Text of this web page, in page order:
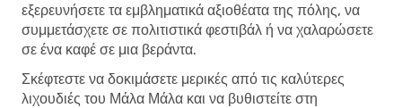
εξερευνήσετε τα εμβληματικά αξιοθέατα της πόλης, να
συμμετάσχετε σε πολιτιστικά φεστιβάλ ή να χαλαρώσετε
σε ένα καφέ σε μια βεράντα.
Σκέφτεστε να δοκιμάσετε μερικές από τις καλύτερες
λιχουδιές του Μάλα Μάλα και να βυθιστείτε στη